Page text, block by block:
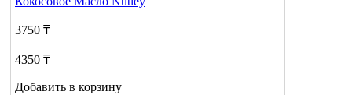
3750 ₸
4350 ₸
Добавить в корзину